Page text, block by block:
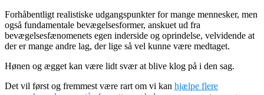
Forhåbentligt realistiske udgangspunkter for mange mennesker, men
også fundamentale bevægelsesformer, anskuet ud fra
bevægelsesfænomenets egen inderside og oprindelse, velvidende at
der er mange andre lag, der lige så vel kunne være medtaget.
Hønen og ægget kan være lidt svær at blive klog på i den sag.
Det vil først og fremmest være rart om vi kan hjælpe flere